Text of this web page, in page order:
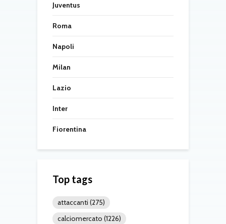
Juventus
Roma
Napoli
Milan
Lazio
Inter
Fiorentina
Top tags
attaccanti (275)
calciomercato (1226)